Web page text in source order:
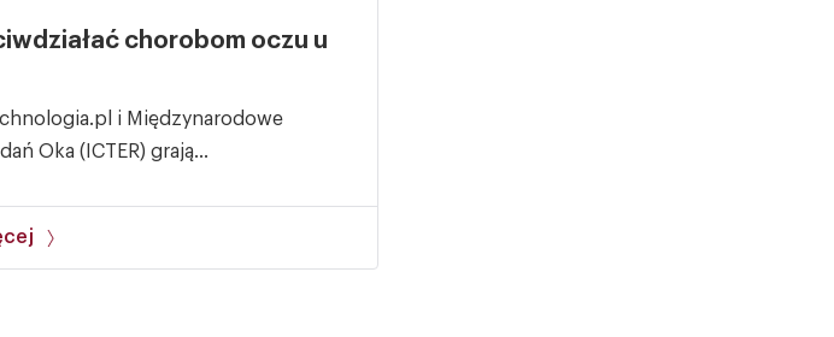
chorobom oczu u
i Międzynarodowe
Oka (ICTER) grają...